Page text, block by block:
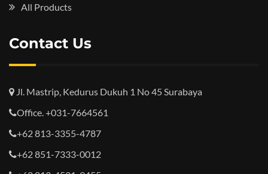
All Products
Contact Us
Jl. Mastrip, Kedurus Dukuh 1 No 45 Surabaya
Office. +031-7664561
+62 813-3355-4787
+62 851-7333-0012